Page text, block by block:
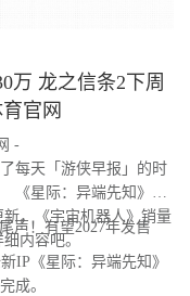
万 龙之信条2下周
官网
-
每天「游侠早报」的时
《星际：异端先知》开
，《宇宙机器人》销量
内容吧。
！有望2027年发售
《星际：异端先知》
成。